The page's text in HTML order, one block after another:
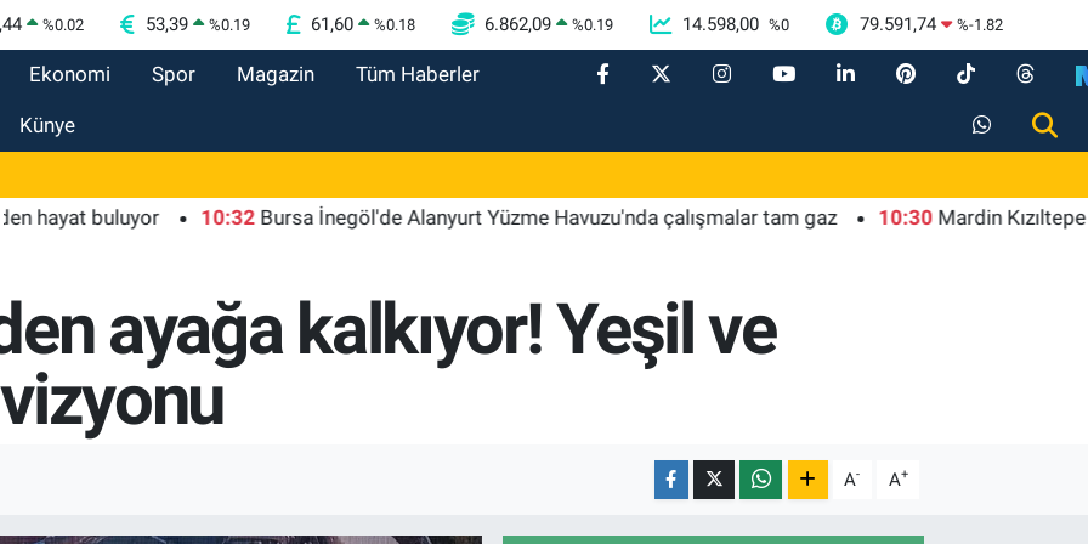
%0.02 53,39 %0.19 61,60 %0.18 6.862,09 %0.19 14.598,00 %0 79.591,74 %-1.82
Ekonomi Spor Magazin Tüm Haberler
Künye
buluyor 10:32 Bursa İnegöl'de Alanyurt Yüzme Havuzu'nda çalışmalar tam gaz 10:30 Mardin Kızıltepe
ayağa kalkıyor! Yeşil ve
A- A+